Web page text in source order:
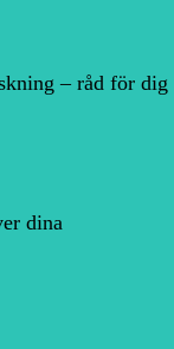
– råd för dig
dina